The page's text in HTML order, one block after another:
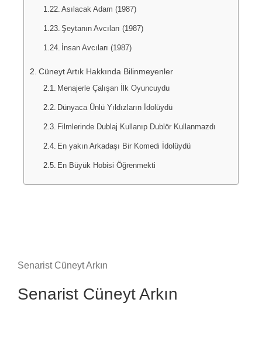
Asılacak Adam (1987)
Şeytanın Avcıları (1987)
İnsan Avcıları (1987)
Cüneyt Artık Hakkında Bilinmeyenler
Menajerle Çalışan İlk Oyuncuydu
Dünyaca Ünlü Yıldızların İdolüydü
Filmlerinde Dublaj Kullanıp Dublör Kullanmazdı
En yakın Arkadaşı Bir Komedi İdolüydü
En Büyük Hobisi Öğrenmekti
Senarist Cüneyt Arkın
Senarist Cüneyt Arkın